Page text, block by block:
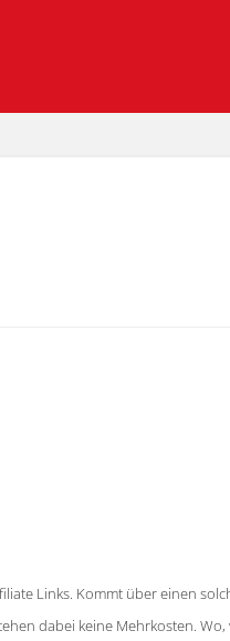
Links. Kommt über einen
dabei keine Mehrkosten.